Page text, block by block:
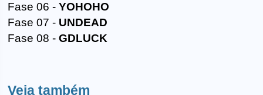
Fase 06 -YOHOHO
Fase 07 - UNDEAD
Fase 08 -GDLUCK
Veja também